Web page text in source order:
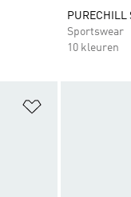
PURECHILL
Sportswear
10 kleuren